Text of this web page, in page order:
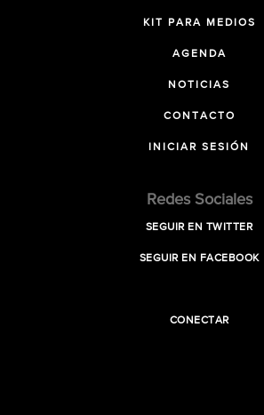
KIT PARA MEDIOS
AGENDA
NOTICIAS
CONTACTO
INICIAR SESIÓN
Redes Sociales
SEGUIR EN TWITTER
SEGUIR EN FACEBOOK
CONECTAR